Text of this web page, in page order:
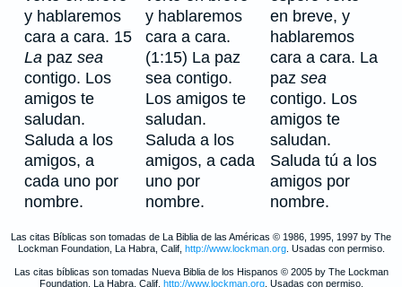
y hablaremos
cara a cara. 15
La paz sea
contigo. Los
amigos te
saludan.
Saluda a los
amigos, a
cada uno por
nombre.
y hablaremos
cara a cara.
(1:15) La paz
sea contigo.
Los amigos te
saludan.
Saluda a los
amigos, a cada
uno por
nombre.
en breve, y
hablaremos
cara a cara. La
paz sea
contigo. Los
amigos te
saludan.
Saluda tú a los
amigos por
nombre.
Las citas Bíblicas son tomadas de La Biblia de las Américas © 1986, 1995, 1997 by The
Lockman Foundation, La Habra, Calif, http://www.lockman.org. Usadas con permiso.
Las citas bíblicas son tomadas Nueva Biblia de los Hispanos © 2005 by The Lockman
Foundation, La Habra, Calif, http://www.lockman.org. Usadas con permiso.